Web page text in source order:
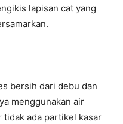
lapisan cat yang
bersih dari debu dan
menggunakan air
tidak ada partikel kasar